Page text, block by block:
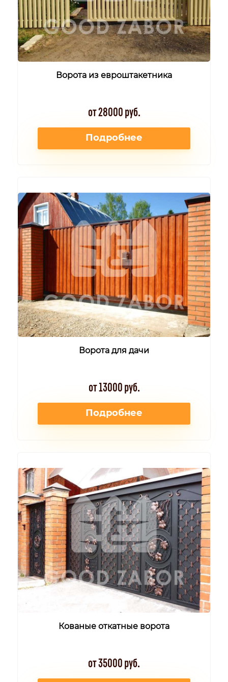
Ворота из евроштакетника
от 28000 руб.
Подробнее
Ворота для дачи
от 13000 руб.
Подробнее
Кованые откатные ворота
от 35000 руб.